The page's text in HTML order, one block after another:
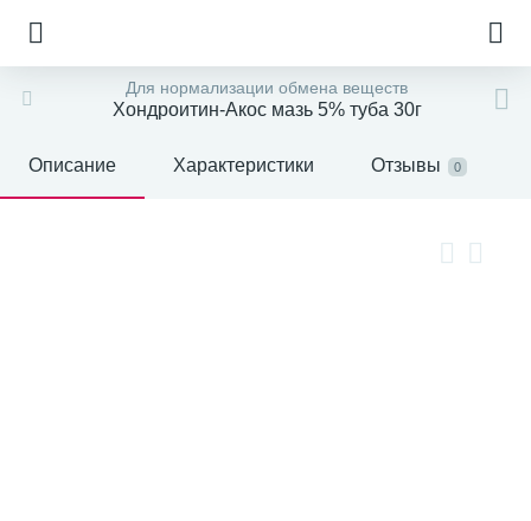
Для нормализации обмена веществ
Хондроитин-Акос мазь 5% туба 30г
Описание Характеристики Отзывы 0